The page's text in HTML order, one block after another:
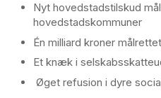
Nyt hovedstadstilskud
hovedstadskommuner
Én milliard kroner
Et knæk i
Øget refusion i dyre